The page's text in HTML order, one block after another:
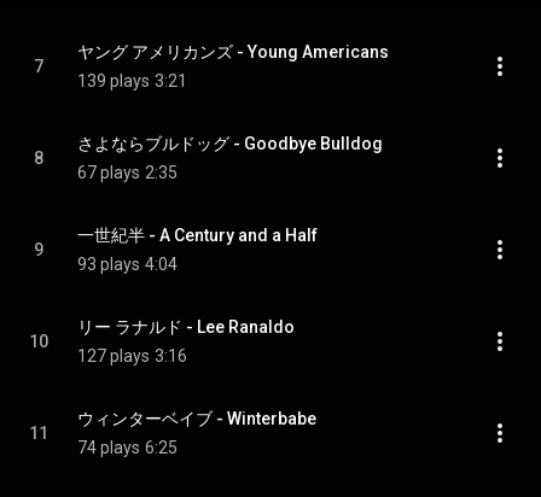
7
ヤング アメリカンズ - Young Americans
139 plays 3:21
8
さよならブルドッグ - Goodbye Bulldog
67 plays 2:35
9
一世紀半 - A Century and a Half
93 plays 4:04
10
リー ラナルド - Lee Ranaldo
127 plays 3:16
11
ウィンターベイブ - Winterbabe
74 plays 6:25